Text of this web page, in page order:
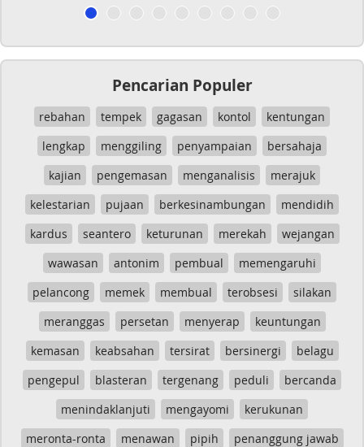
Pencarian Populer
rebahan tempek gagasan kontol
kentungan
lengkap
menggiling penyampaian
bersahaja
kajian
pengemasan menganalisis
merajuk
kelestarian
pujaan berkesinambungan
mendidih
kardus
seantero keturunan merekah
wejangan
wawasan
antonim pembual
memengaruhi
pelancong
memek membual terobsesi
silakan
meranggas
persetan menyerap
keuntungan
kemasan
keabsahan tersirat bersinergi
belagu
pengepul
blasteran tergenang peduli
bercanda
menindaklanjuti
mengayomi
kerukunan
meronta-ronta
menawan pipih
penanggung jawab